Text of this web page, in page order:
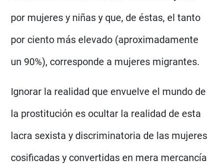
por mujeres y niñas y que, de éstas, el tanto
por ciento más elevado (aproximadamente
un 90%), corresponde a mujeres migrantes.
Ignorar la realidad que envuelve el mundo de
la prostitución es ocultar la realidad de esta
lacra sexista y discriminatoria de las mujeres
cosificadas y convertidas en mera mercancía